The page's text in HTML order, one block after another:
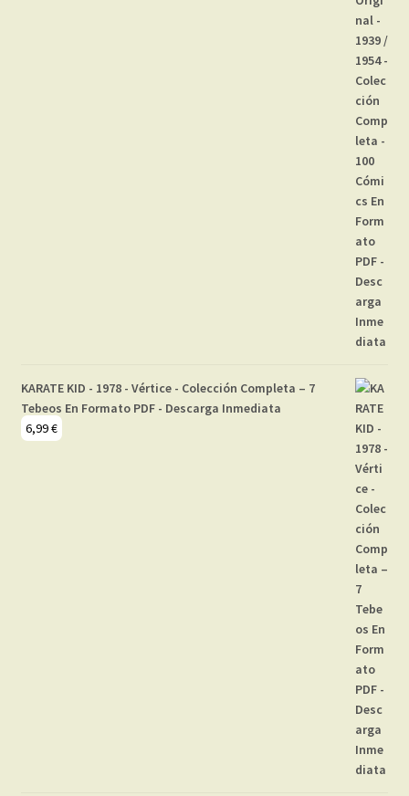
KARATE KID - 1978 - Vértice - Colección Completa – 7
Tebeos En Formato PDF - Descarga Inmediata
6,99€